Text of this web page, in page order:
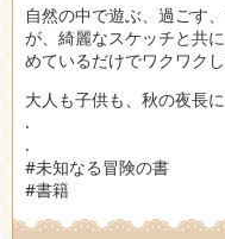
自然の中で遊ぶ、過ごす
が、綺麗なスケッチと共
めているだけでワクワクし
大人も子供も、秋の夜長
.
.
#未知なる冒険の書
#書籍